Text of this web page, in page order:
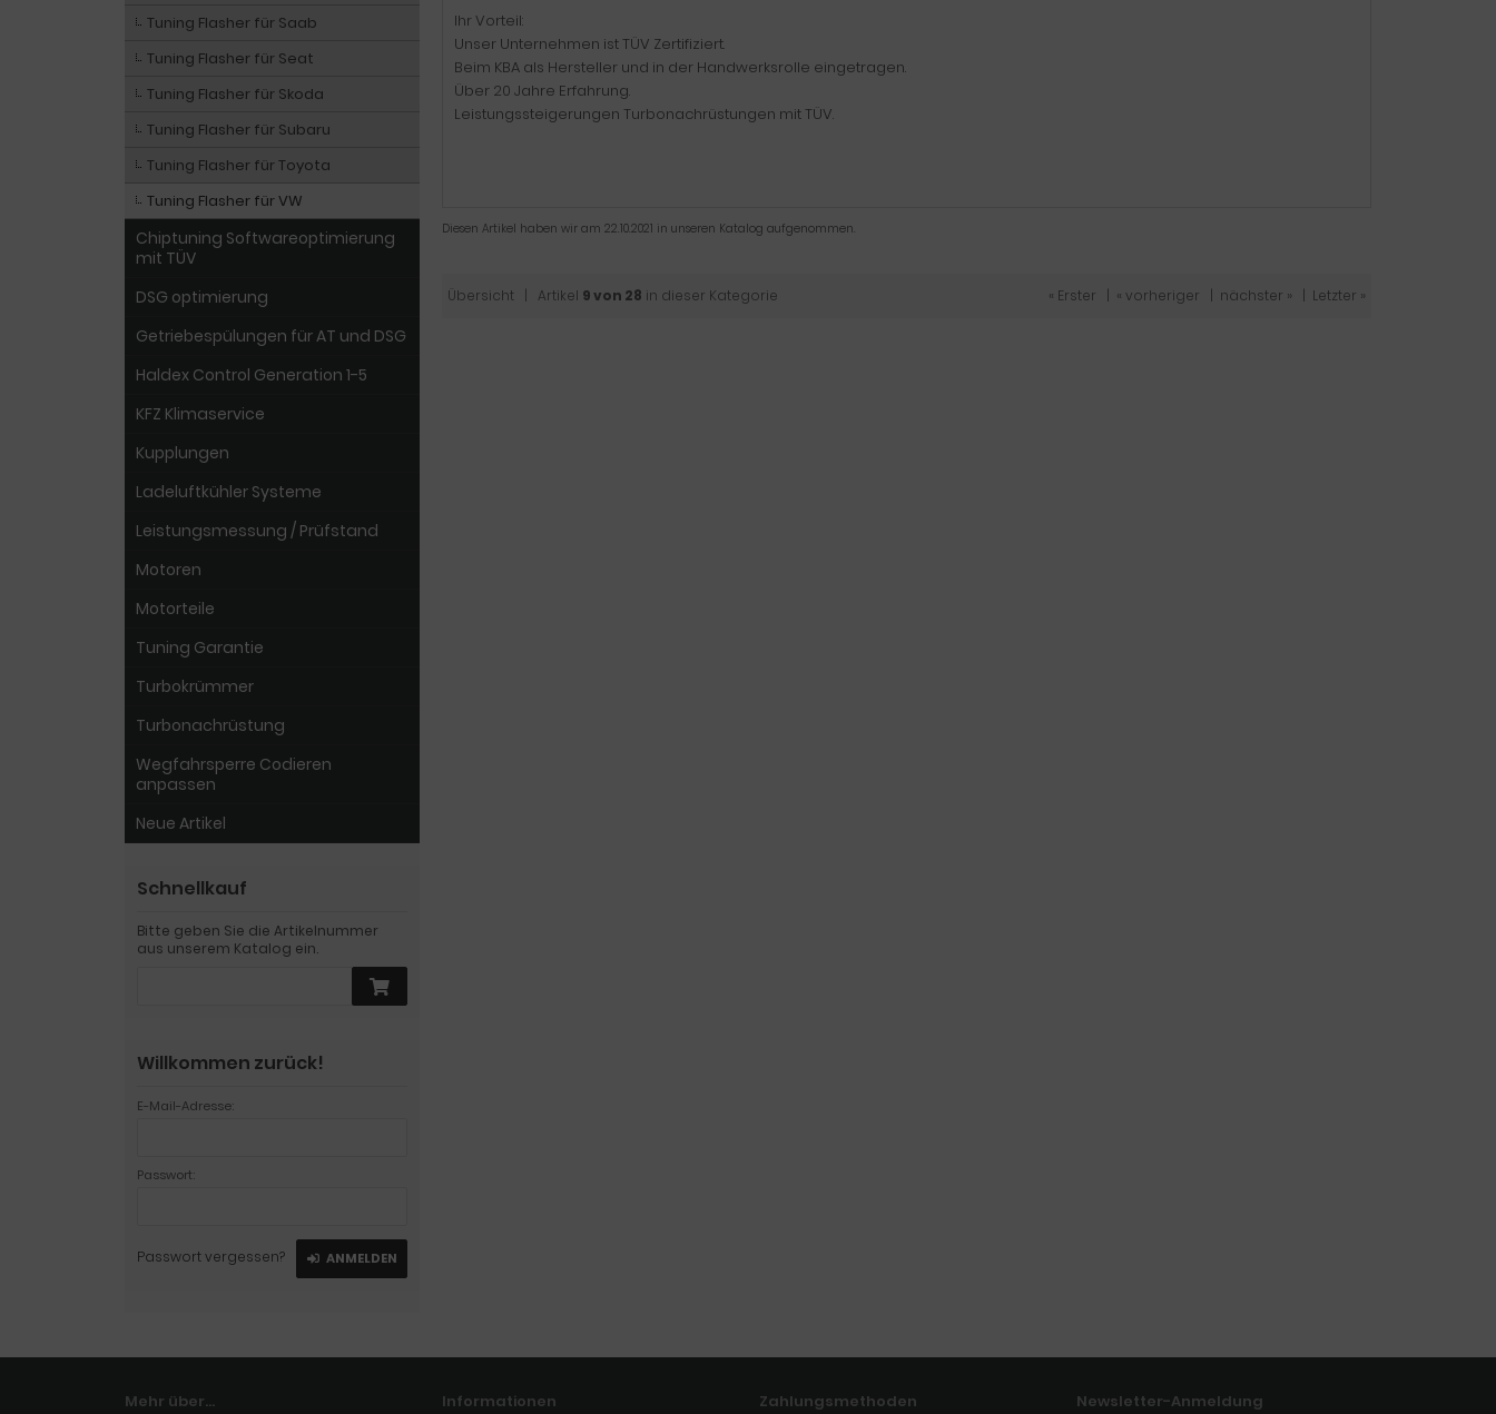
Ihr Vorteil:
Unser Unternehmen ist TÜV Zertifiziert.
Beim KBA als Hersteller und in der Handwerksrolle eingetragen.
Über 20 Jahre Erfahrung.
Leistungssteigerungen Turbonachrüstungen mit TÜV.
Diesen Artikel haben wir am 22.10.2021 in unseren Katalog aufgenommen.
Übersicht | Artikel 9 von 28 in dieser Kategorie « Erster « vorheriger nächster » Letzter »
Tuning Flasher für Saab
Tuning Flasher für Seat
Tuning Flasher für Skoda
Tuning Flasher für Subaru
Tuning Flasher für Toyota
Tuning Flasher für VW
Chiptuning Softwareoptimierung
mit TÜV
DSG optimierung
Getriebespülungen für AT und DSG
Haldex Control Generation 1-5
KFZ Klimaservice
Kupplungen
Ladeluftkühler Systeme
Leistungsmessung / Prüfstand
Motoren
Motorteile
Tuning Garantie
Turbokrümmer
Turbonachrüstung
Wegfahrsperre Codieren
anpassen
Neue Artikel
Schnellkauf
Bitte geben Sie die Artikelnummer
aus unserem Katalog ein.
Willkommen zurück!
E-Mail-Adresse:
Passwort:
Passwort vergessen? ANMELDEN
Mehr über... Informationen Zahlungsmethoden Newsletter-Anmeldung